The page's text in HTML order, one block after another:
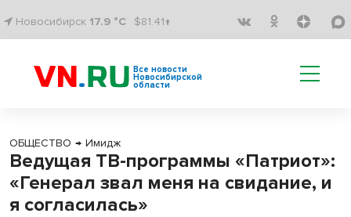
Новосибирск 17.9 °C $81.41↑
Все новости
Новосибирской
области
ОБЩЕСТВО → Имидж
Ведущая ТВ-программы «Патриот»:
«Генерал звал меня на свидание, и
я согласилась»